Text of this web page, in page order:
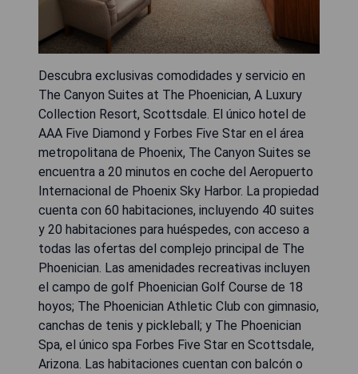
Descubra exclusivas comodidades y servicio en
The Canyon Suites at The Phoenician, A Luxury
Collection Resort, Scottsdale. El único hotel de
AAA Five Diamond y Forbes Five Star en el área
metropolitana de Phoenix, The Canyon Suites se
encuentra a 20 minutos en coche del Aeropuerto
Internacional de Phoenix Sky Harbor. La propiedad
cuenta con 60 habitaciones, incluyendo 40 suites
y 20 habitaciones para huéspedes, con acceso a
todas las ofertas del complejo principal de The
Phoenician. Las amenidades recreativas incluyen
el campo de golf Phoenician Golf Course de 18
hoyos; The Phoenician Athletic Club con gimnasio,
canchas de tenis y pickleball; y The Phoenician
Spa, el único spa Forbes Five Star en Scottsdale,
Arizona. Las habitaciones cuentan con balcón o